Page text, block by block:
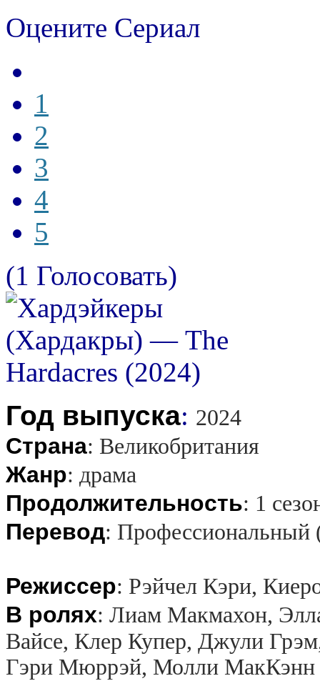
Оцените Сериал
1
2
3
4
5
(1 Голосовать)
Год выпуска: 2024
Страна: Великобритания
Жанр: драма
Продолжительность: 1
Перевод: Профессиональный
Режиссер: Рэйчел Кэри,
В ролях: Лиам Макмахон,
Вайсе, Клер Купер, Джули
Гэри Мюррэй, Молли МакКэнн